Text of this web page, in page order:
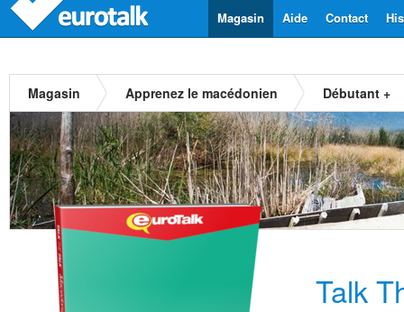
Contact
Aide
Magasin
Magasin Apprenez le macédonien Débutant +
Talk